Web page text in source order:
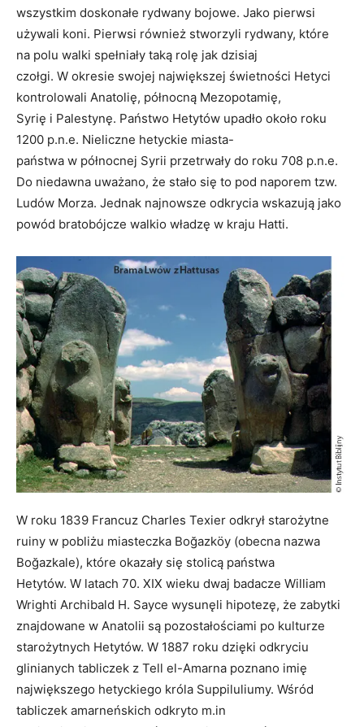
wszystkim doskonałe rydwany bojowe. Jako pierwsi
używali koni. Pierwsi również stworzyli rydwany, które
na polu walki spełniały taką rolę jak dzisiaj
czołgi. W okresie swojej największej świetności Hetyci
kontrolowali Anatolię, północną Mezopotamię,
Syrię i Palestynę. Państwo Hetytów upadło około roku
1200 p.n.e. Nieliczne hetyckie miasta-
państwa w północnej Syrii przetrwały do roku 708 p.n.e.
Do niedawna uważano, że stało się to pod naporem tzw.
Ludów Morza. Jednak najnowsze odkrycia wskazują jako
powód bratobójcze walkio władzę w kraju Hatti.
W roku 1839 Francuz Charles Texier odkrył starożytne
ruiny w pobliżu miasteczka Boğazköy (obecna nazwa
Boğazkale), które okazały się stolicą państwa
Hetytów. W latach 70. XIX wieku dwaj badacze William
Wrighti Archibald H. Sayce wysunęli hipotezę, że zabytki
znajdowane w Anatolii są pozostałościami po kulturze
starożytnych Hetytów. W 1887 roku dzięki odkryciu
glinianych tabliczek z Tell el-Amarna poznano imię
największego hetyckiego króla Suppiluliumy. Wśród
tabliczek amarneńskich odkryto m.in